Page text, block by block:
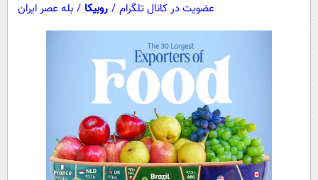
عضویت در کانال تلگرام / روبیکا / بله عصر ایران